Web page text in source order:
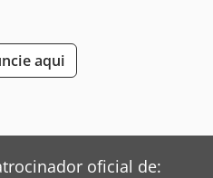
aqui
oficial de: